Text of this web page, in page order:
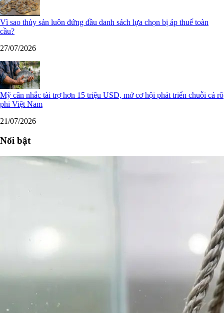
Vì sao thủy sản luôn đứng đầu danh sách lựa chọn bị áp thuế toàn
cầu?
27/07/2026
Mỹ cân nhắc tài trợ hơn 15 triệu USD, mở cơ hội phát triển chuỗi cá rô
phi Việt Nam
21/07/2026
Nổi bật